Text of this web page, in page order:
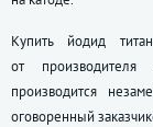
Купить йодид
от производителя
производится
оговоренный